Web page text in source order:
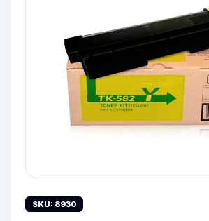
SKU: 8930